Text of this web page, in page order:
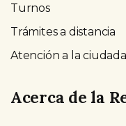
Turnos
Trámites a distancia
Atención a la
Acerca de la